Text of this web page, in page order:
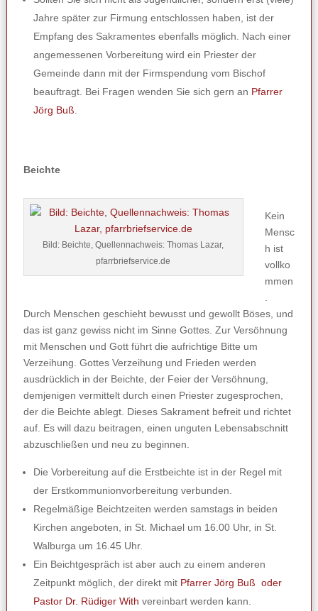
Jahre später zur Firmung entschlossen haben, ist der
Empfang des Sakramentes ebenfalls möglich. Nach einer
angemessenen Vorbereitung wird ein Priester der
Gemeinde dann mit der Firmspendung vom Bischof
beauftragt. Bei Fragen wenden Sie sich gern an Pfarrer
Jörg Buß
Beichte
Bild: Beichte, Quellennachweis: Thomas Lazar,
pfarrbriefservice.de
Kein
Mensc
h ist
vollko
mmen
Durch Menschen geschieht bewusst und gewollt Böses, und
das ist ganz gewiss nicht im Sinne Gottes. Zur Versöhnung
mit Menschen und Gott führt die aufrichtige Bitte um
Verzeihung. Gottes Verzeihung und Frieden werden
ausdrücklich in der Beichte, der Feier der Versöhnung,
demjenigen vermittelt durch einen Priester zugesprochen,
der die Beichte ablegt. Dieses Sakrament befreit und richtet
auf. Es will dazu beitragen, einen unguten Lebensabschnitt
abzuschließen und neu zu beginnen.
Die Vorbereitung auf die Erstbeichte ist in der Regel mit
der Erstkommunionvorbereitung verbunden.
Regelmäßige Beichtzeiten werden samstags in beiden
Kirchen angeboten, in St. Michael um 16.00 Uhr, in St.
Walburga um 16.45 Uhr.
Ein Beichtgespräch ist aber auch zu einem anderen
Zeitpunkt möglich, der direkt mit Pfarrer Jörg Buß oder
Pastor Dr. Rüdiger With vereinbart werden kann.